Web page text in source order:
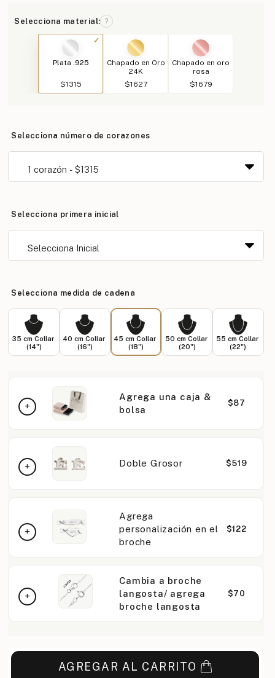
Selecciona material: ?
Plata .925
$1315
Chapado en Oro
24K
$1627
Chapado en oro
rosa
$1679
Selecciona número de corazones
Selecciona primera inicial
Selecciona medida de cadena
35 cm Collar
(14")
40 cm Collar
(16")
45 cm Collar
(18")
50 cm Collar
(20")
55 cm Collar
(22")
Agrega una caja &
bolsa
$87
Doble Grosor $519
Agrega
personalización en el
broche
$122
Cambia a broche
langosta/ agrega
broche langosta
$70
AGREGAR AL CARRITO